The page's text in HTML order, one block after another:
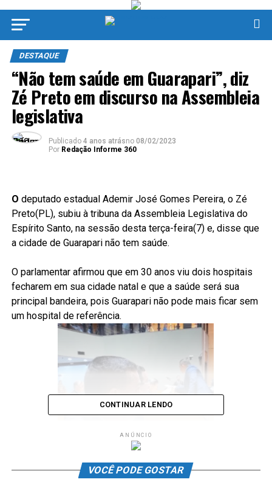
DESTAQUE
“Não tem saúde em Guarapari”, diz
Zé Preto em discurso na Assembleia
legislativa
Publicado 4 anos atrásno 08/02/2023
Por Redação Informe 360
O deputado estadual Ademir José Gomes Pereira, o Zé
Preto(PL), subiu à tribuna da Assembleia Legislativa do
Espírito Santo, na sessão desta terça-feira(7) e, disse que
a cidade de Guarapari não tem saúde.
O parlamentar afirmou que em 30 anos viu dois hospitais
fecharem em sua cidade natal e que a saúde será sua
principal bandeira, pois Guarapari não pode mais ficar sem
um hospital de referência.
CONTINUAR LENDO
ANÚNCIO
VOCÊ PODE GOSTAR